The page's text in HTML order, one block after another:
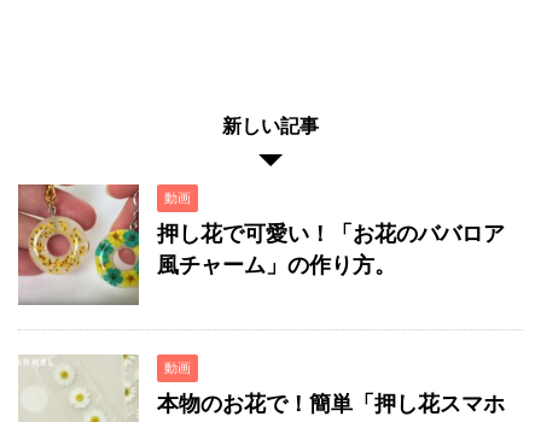
新しい記事
動画
押し花で可愛い！「お花のババロア
風チャーム」の作り方。
動画
本物のお花で！簡単「押し花スマホ